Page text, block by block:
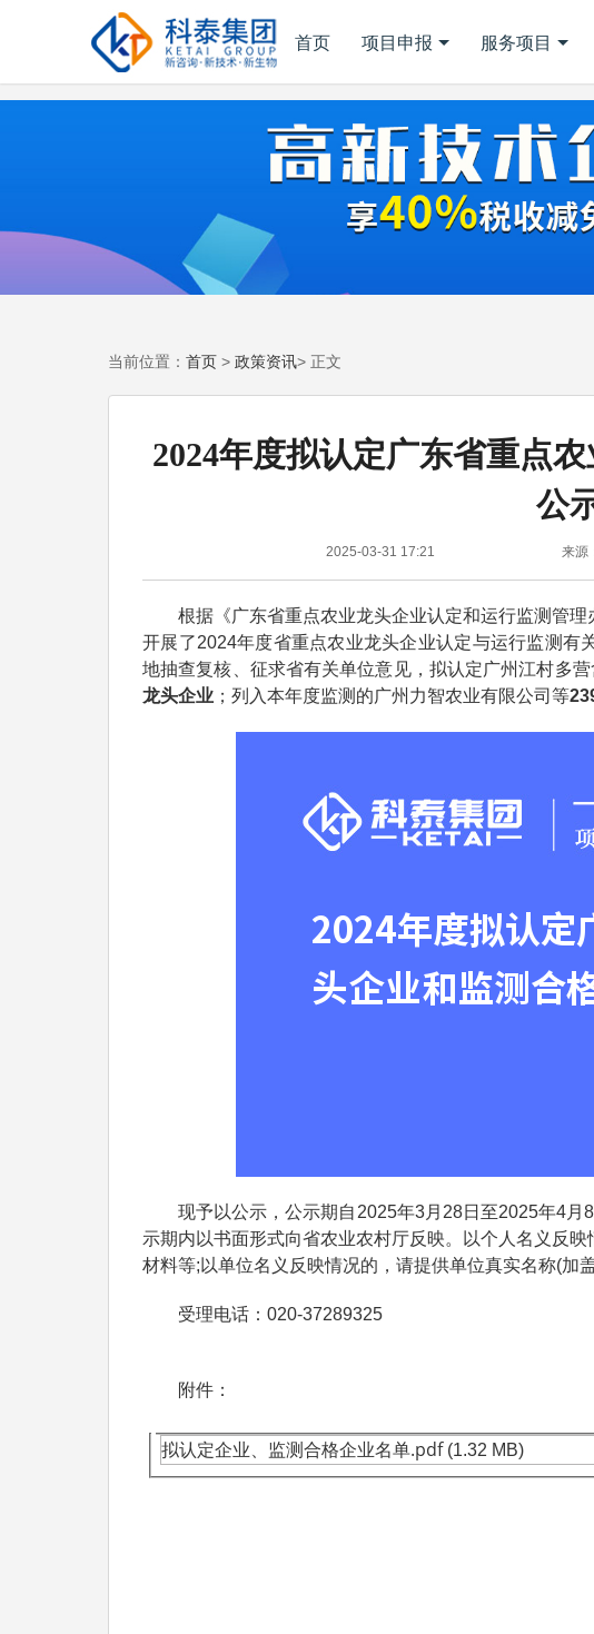
首页 项目申报 服务项目
当前位置： 首页 > 政策资讯> 正文
2024年度拟认定广东省重点
公
2025-03-31 17:21 来源
根据《广东省重点农业龙头企业认定和运行监测管理
开展了2024年度省重点农业龙头企业认定与运行监测有
地抽查复核、征求省有关单位意见，拟认定广州江村多
龙头企业 ；列入本年度监测的广州力智农业有限公司等
现予以公示，公示期自2025年3月28日至2025年4月8
示期内以书面形式向省农业农村厅反映。以个人名义反
材料等;以单位名义反映情况的，请提供单位真实名称(加
受理电话：020-37289325
附件：
拟认定企业、监测合格企业名单.pdf(1.32 MB)